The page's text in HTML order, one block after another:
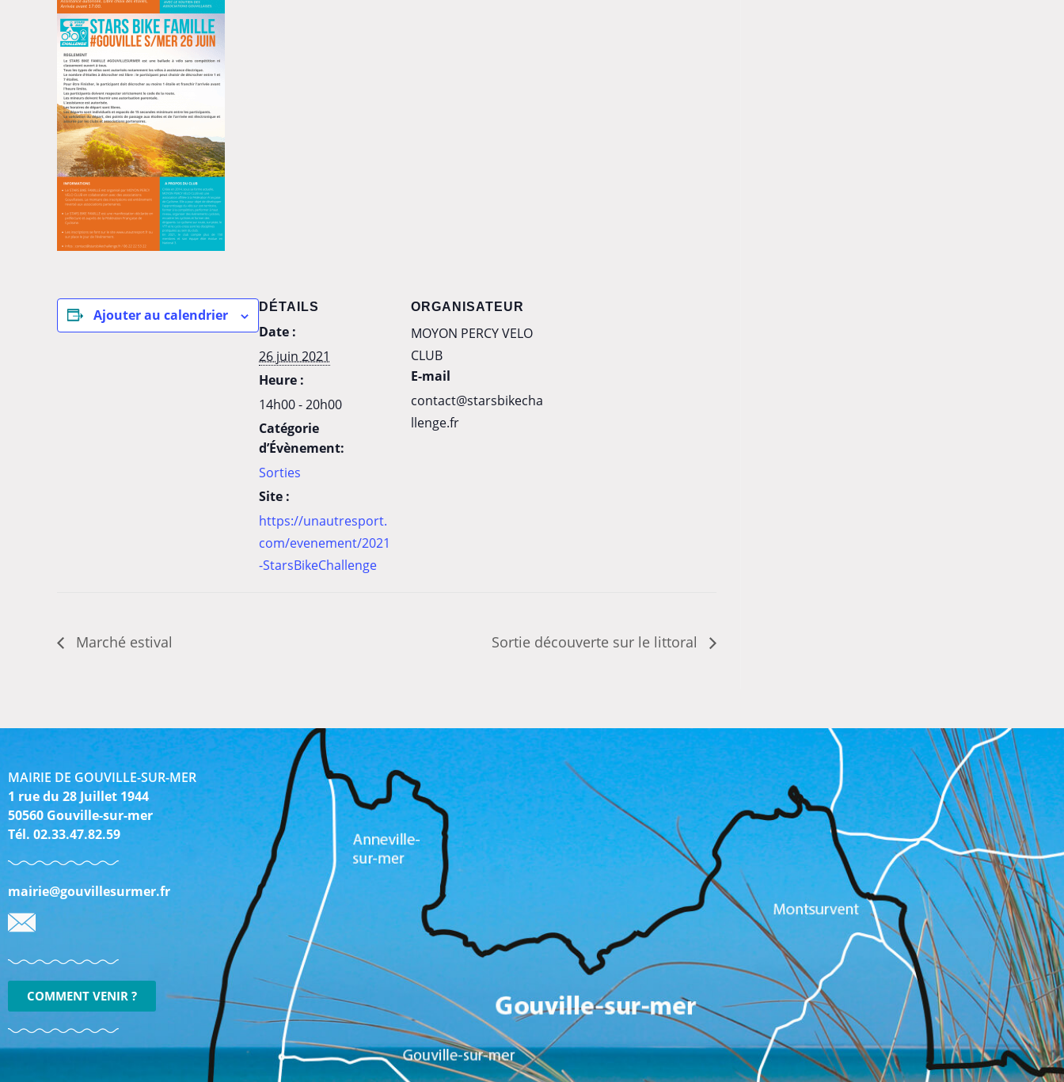
Ajouter au calendrier DÉTAILS
Date :
26 juin 2021
Heure :
14h00 - 20h00
Catégorie
d’Évènement:
Sorties
Site :
https://unautresport.
com/evenement/2021
-StarsBikeChallenge
ORGANISATEUR
MOYON PERCY VELO
CLUB
E-mail
contact@starsbikecha
llenge.fr
Marché estival Sortie découverte sur le littoral
MAIRIE DE GOUVILLE-SUR-MER
1 rue du 28 Juillet 1944
50560 Gouville-sur-mer
Tél. 02.33.47.82.59
mairie@gouvillesurmer.fr
COMMENT VENIR ?